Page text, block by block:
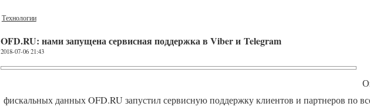
Технологии
OFD.RU: нами запущена сервисная поддержка в Viber и Telegram
2018-07-06 21:43
фискальных данныхOFD.RU запустил сервисную поддержку клиентов и партнеров по